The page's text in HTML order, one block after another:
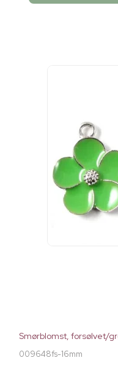
Smørblomst, forsølvet/
009648fs-16mm